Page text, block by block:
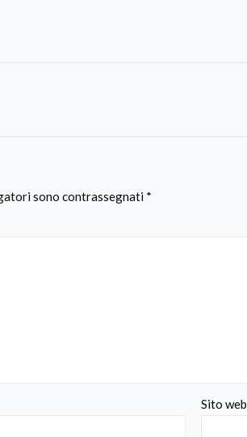
sono contrassegnati *
Sito web